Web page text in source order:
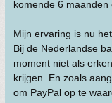
komende 6 maanden
Mijn ervaring is nu
Bij de Nederlandse
moment niet als
krijgen. En zoals
om PayPal op te